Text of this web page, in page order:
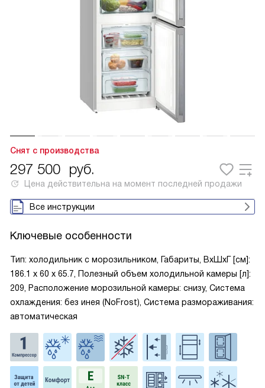
Снят с производства
297 500 руб.
Цена действительна на момент последней продажи
Все инструкции
Ключевые особенности
Тип: холодильник с морозильником, Габариты, ВxШxГ [см]:
186.1 х 60 х 65.7, Полезный объем холодильной камеры [л]:
209, Расположение морозильной камеры: снизу, Система
охлаждения: без инея (NoFrost), Система размораживания:
автоматическая